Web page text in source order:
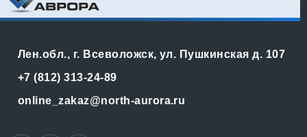
Лен.обл., г. Всеволожск, ул. Пушкинская д. 107
+7 (812) 313-24-89
online_zakaz@north-aurora.ru